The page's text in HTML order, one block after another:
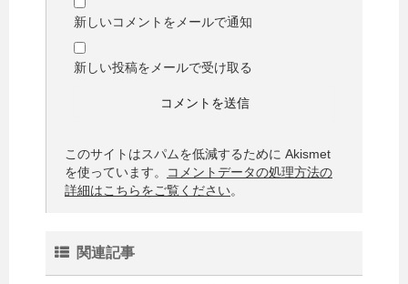
新しいコメントをメールで通知
新しい投稿をメールで受け取る
このサイトはスパムを低減するために Akismet
を使っています。
コメントデータの処理方法の
詳細はこちらをご覧ください。
関連記事